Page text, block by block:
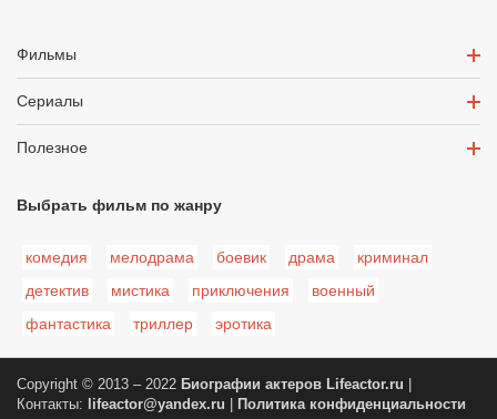
Фильмы
Сериалы
Полезное
Выбрать фильм по жанру
комедия мелодрама боевик драма
криминал
детектив
мистика приключения
военный
фантастика
триллер эротика
Copyright © 2013 – 2022 Биографии актеров Lifeactor.ru
Контакты:
lifeactor@yandex.ru Политика конфиденциальности